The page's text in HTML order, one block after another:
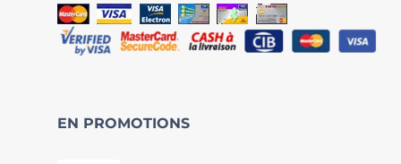
EN PROMOTIONS